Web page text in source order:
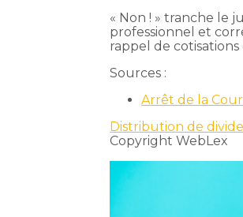
« Non ! » tranche le
professionnel et
rappel de cotisations
Sources :
Arrêt de la
Distribution de
Copyright WebLex